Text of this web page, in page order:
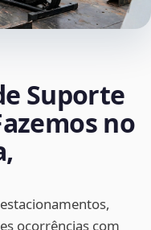
Suporte
no
ocorrências com